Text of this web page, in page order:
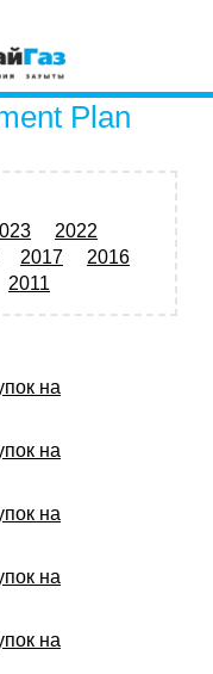
Plan
2022
2017
2016
2011
на
на
на
на
на